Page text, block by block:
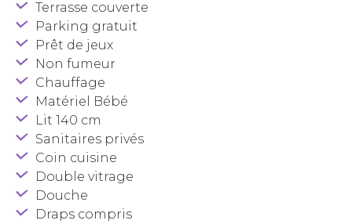
Terrasse couverte
Parking gratuit
Prêt de jeux
Non fumeur
Chauffage
Matériel Bébé
Lit 140 cm
Sanitaires privés
Coin cuisine
Double vitrage
Douche
Draps compris